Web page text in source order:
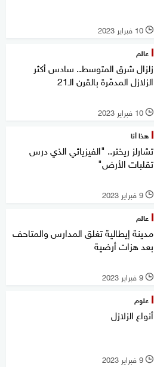
l 10 فبراير 2023
عالم
زلزال شرق المتوسط.. سادس أكثر
الزلازل المدمّرة بالقرن الـ21
l 10 فبراير 2023
هذا أنا
تشارلز ريختر.. "الفيزيائي الذي درس
تقلبات الأرض"
l 9 فبراير 2023
عالم
مدينة إيطالية تغلق المدارس والمتاحف
بعد هزات أرضية
l 9 فبراير 2023
علوم
أنواع الزلازل
l 9 فبراير 2023